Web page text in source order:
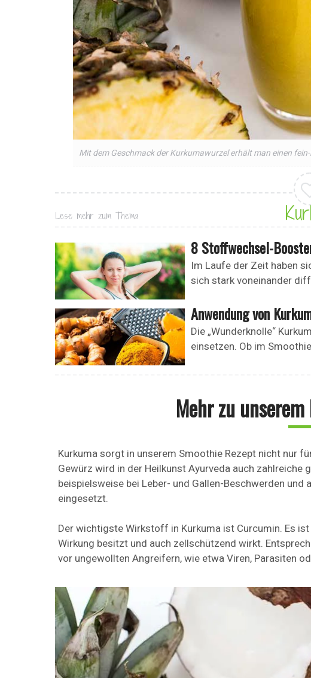
Mit dem Geschmack der Kurkumawurzel erhält man einen
Lese mehr zum Thema
8 Stoffwechsel-
Im Laufe der Zeit haben
sich stark voneinander
Anwendung von
Die „Wunderknolle“
einsetzen. Ob im
Mehr zu
Kurkuma sorgt in unserem Smoothie Rezept nicht nur
Gewürz wird in der Heilkunst Ayurveda auch zahlreiche
beispielsweise bei Leber- und Gallen-Beschwerden
eingesetzt.
Der wichtigste Wirkstoff in Kurkuma ist Curcumin. Es
Wirkung besitzt und auch zellschützend wirkt.
vor ungewollten Angreifern, wie etwa Viren, Parasiten